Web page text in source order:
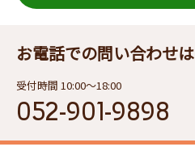
お電話での問い合わせは
受付時間 10:00〜18:00
052-901-9898